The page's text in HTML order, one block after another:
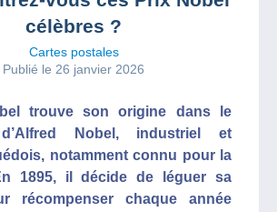
célèbres ?
Cartes postales
Publié le 26 janvier 2026
trouve son origine dans le
Nobel, industriel et
notamment connu pour la
1895, il décide de léguer sa
récompenser chaque année